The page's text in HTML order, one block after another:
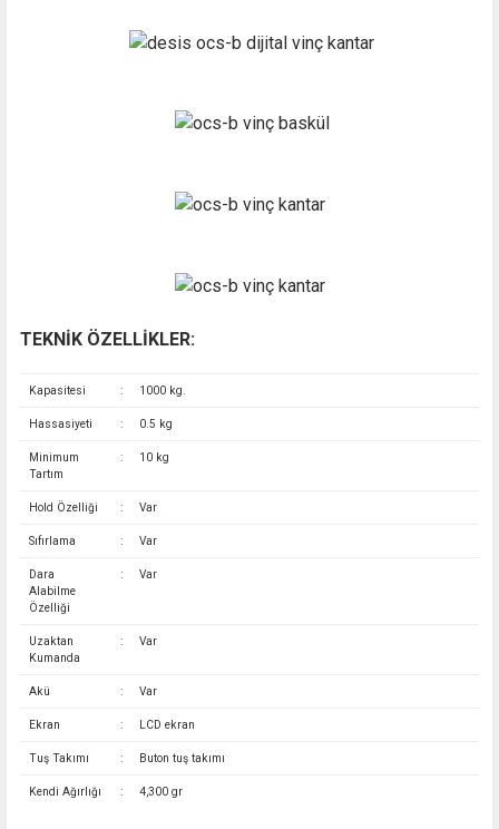
TEKNİK ÖZELLİKLER:
Kapasitesi : 1000 kg.
Hassasiyeti : 0.5 kg
Minimum
Tartım
: 10 kg
Hold Özelliği : Var
Sıfırlama : Var
Dara
Alabilme
Özelliği
: Var
Uzaktan
Kumanda
: Var
Akü : Var
Ekran : LCD ekran
Tuş Takımı : Buton tuş takımı
Kendi Ağırlığı : 4,300 gr